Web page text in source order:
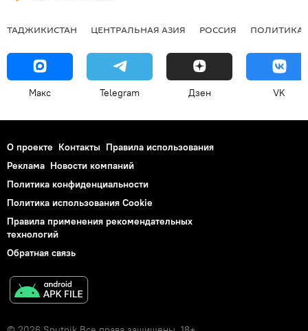
ТАДЖИКИСТАН ЦЕНТРАЛЬНАЯ АЗИЯ РОССИЯ ПОЛИТИКА
Макс Telegram Дзен VK
О проекте Контакты Правила использования
Реклама Новости компаний
Политика конфиденциальности
Политика использования Cookie
Правила применения рекомендательных
технологий
Обратная связь